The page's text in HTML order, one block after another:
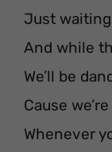
Just
And while
We’ll be
Cause
Whenever